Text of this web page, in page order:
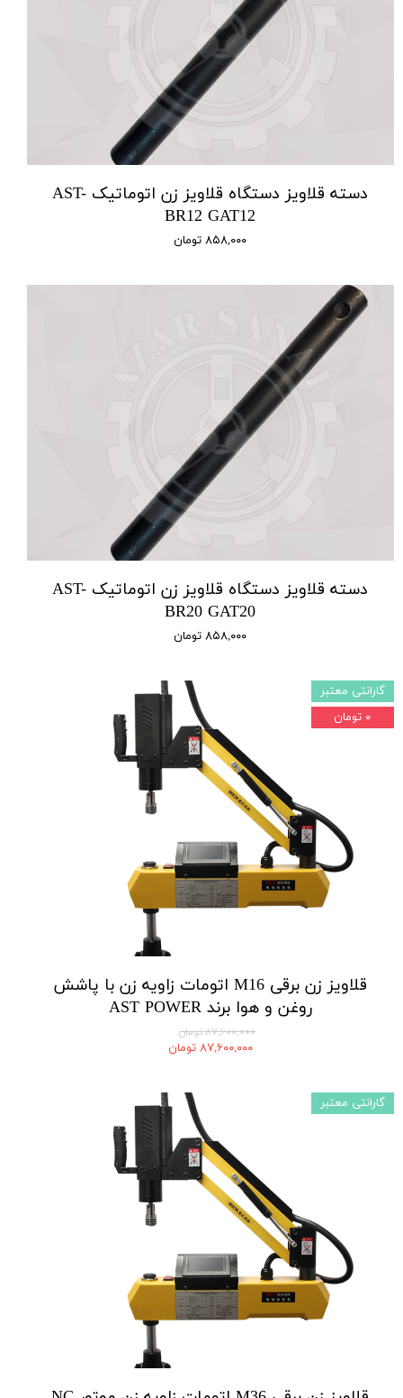
دسته قلاویز دستگاه قلاویز زن اتوماتیک AST-
BR12 GAT12
۸۵۸,۰۰۰ تومان
دسته قلاویز دستگاه قلاویز زن اتوماتیک AST-
BR20 GAT20
۸۵۸,۰۰۰ تومان
قلاویز زن برقی M16 اتومات زاویه زن با پاشش
روغن و هوا برند AST POWER
۸۷,۶۰۰,۰۰۰ تومان
۸۷,۶۰۰,۰۰۰ تومان
گارانتی معتبر
۰ تومان
گارانتی معتبر